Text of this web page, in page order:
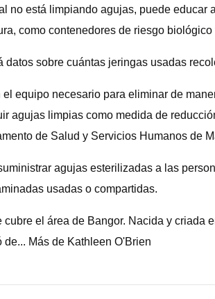
no está limpiando agujas, puede
como contenedores de riesgo
sobre cuántas jeringas usadas
equipo necesario para eliminar de
agujas limpias como medida de
de Salud y Servicios Humanos de
agujas esterilizadas a las
usadas o compartidas.
el área de Bangor. Nacida y
Más de Kathleen O'Brien